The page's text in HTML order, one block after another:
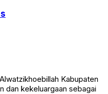
Kabupaten
dan kekeluargaan sebagai